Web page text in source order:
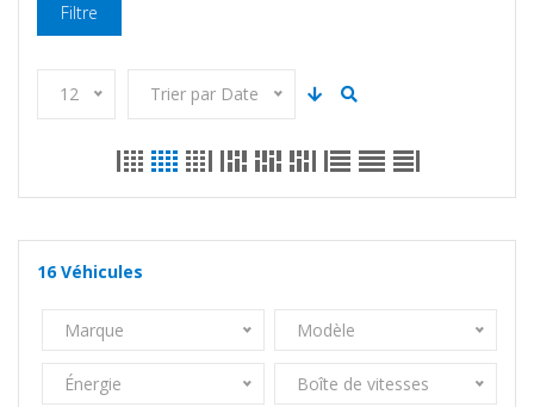
Filtre
12 Trier par Date
16 Véhicules
Marque Modèle
Énergie Boîte de vitesses